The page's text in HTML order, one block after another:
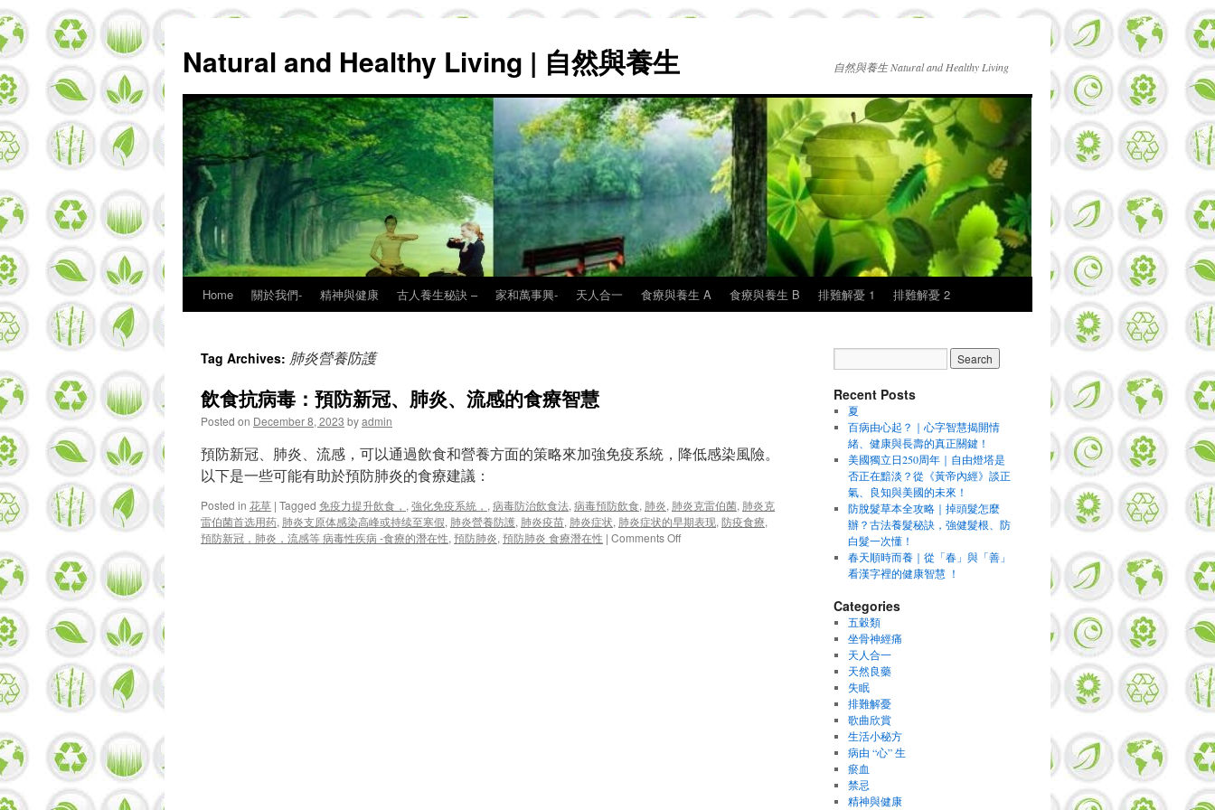
Natural and Healthy Living | 自然與養生 自然與養生 Natural and Healthy Living
Skip
content
Home 關於我們- 精神與健康 古人養生秘訣 – 家和萬事興- 天人合一 食療與養生 A 食療與養生 B 排難解憂 1 排難解憂 2
Tag Archives: 肺炎營養防護
飲食抗病毒：預防新冠、肺炎、流感的食療智慧
Posted on December 8, 2023 byadmin
預防新冠、肺炎、流感，可以通過飲食和營養方面的策略來加強免疫系統，降低感染風險。
以下是一些可能有助於預防肺炎的食療建議：
Posted in 花草 | Tagged 免疫力提升飲食， , 強化免疫系統， , 病毒防治飲食法, 病毒預防飲食, 肺炎, 肺炎克雷伯菌, 肺炎克
雷伯菌首选用药, 肺炎支原体感染高峰或持续至寒假, 肺炎營養防護, 肺炎疫苗, 肺炎症状, 肺炎症状的早期表现, 防疫食療,
預防新冠，肺炎，流感等 病毒性疾病 -食療的潛在性, 預防肺炎, 預防肺炎 食療潛在性 | Comments Offon
Recent Posts
夏
百病由心起？｜心字智慧揭開情
緒、健康與長壽的真正關鍵！
美國獨立日250周年｜自由燈塔是
否正在黯淡？從《黃帝內經》談正
氣、良知與美國的未來！
防脫髮草本全攻略｜掉頭髮怎麼
辦？古法養髮秘訣，強健髮根、防
白髮一次懂！
春天順時而養｜從「春」與「善」
看漢字裡的健康智慧 ！
Categories
五穀類
坐骨神經痛
天人合一
天然良藥
失眠
排難解憂
歌曲欣賞
生活小秘方
病由 “心” 生
瘀血
禁忌
精神與健康